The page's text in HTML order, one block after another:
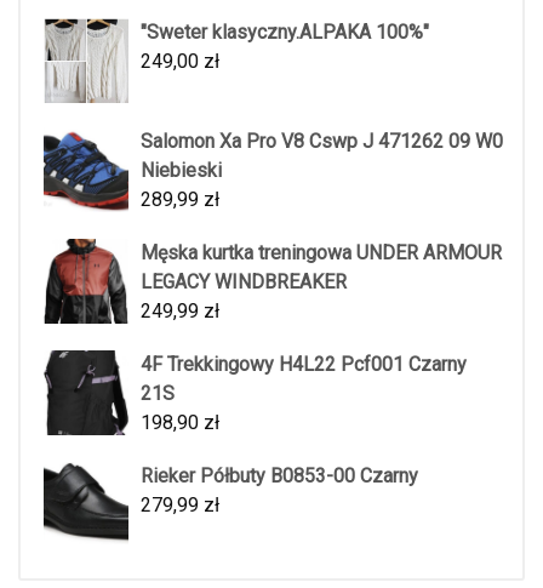
"Sweter klasyczny.ALPAKA 100%"
249,00 zł
Salomon Xa Pro V8 Cswp J 471262 09 W0
Niebieski
289,99 zł
Męska kurtka treningowa UNDER ARMOUR
LEGACY WINDBREAKER
249,99 zł
4F Trekkingowy H4L22 Pcf001 Czarny
21S
198,90 zł
Rieker Półbuty B0853-00 Czarny
279,99 zł